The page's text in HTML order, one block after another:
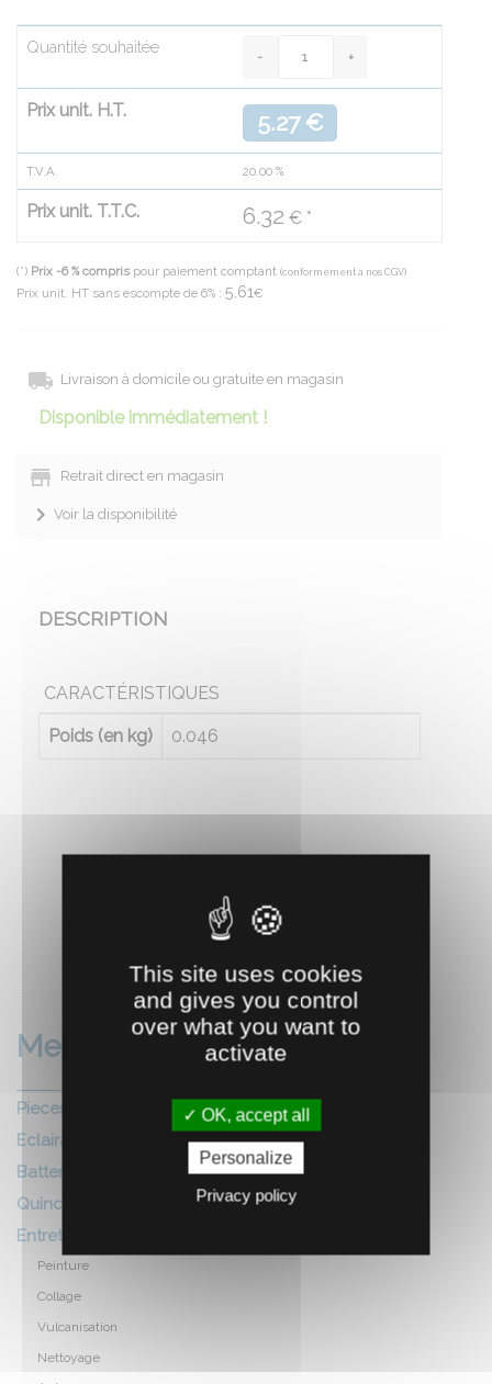
Quantité souhaitée
Prix unit. H.T. 5.27 €
T.V.A. 20.00 %
Prix unit. T.T.C. 6.32 € *
(*) Prix -6 % compris pour paiement comptant (conformément à nos CGV)
Prix unit. HT sans escompte de 6% : 5.61€
Livraison à domicile ou gratuite en magasin
Disponible immédiatement !
Retrait direct en magasin
Voir la disponibilité
DESCRIPTION
CARACTÉRISTIQUES
Poids (en kg) 0.046
Mecanique
Pieces agricoles
Eclairage, electricite
Batterie
Quincaillerie boulonnerie
Entretiens divers
Peinture
Collage
Vulcanisation
Nettoyage
This site uses cookies
and gives you control
over what you want to
activate
OK, accept all
Personalize
Privacy policy